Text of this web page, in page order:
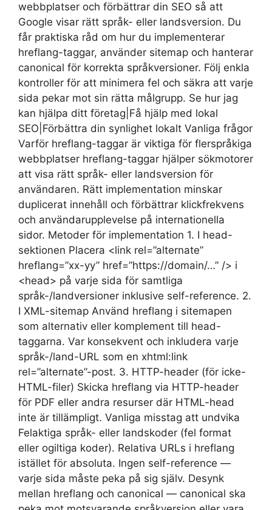
webbplatser och förbättrar din SEO så att
Google visar rätt språk- eller landsversion. Du
får praktiska råd om hur du implementerar
hreflang-taggar, använder sitemap och hanterar
canonical för korrekta språkversioner. Följ enkla
kontroller för att minimera fel och säkra att varje
sida pekar mot sin rätta målgrupp. Se hur jag
kan hjälpa ditt företag|Få hjälp med lokal
SEO|Förbättra din synlighet lokalt Vanliga frågor
Varför hreflang-taggar är viktiga för flerspråkiga
webbplatser hreflang-taggar hjälper sökmotorer
att visa rätt språk- eller landsversion för
användaren. Rätt implementation minskar
duplicerat innehåll och förbättrar klickfrekvens
och användarupplevelse på internationella
sidor. Metoder för implementation 1. I head-
sektionen Placera <link rel=”alternate”
hreflang=”xx-yy” href=”https://domain/…” /> i
<head> på varje sida för samtliga
språk-/landversioner inklusive self-reference. 2.
I XML-sitemap Använd hreflang i sitemapen
som alternativ eller komplement till head-
taggarna. Var konsekvent och inkludera varje
språk-/land-URL som en xhtml:link
rel=”alternate”-post. 3. HTTP-header (för icke-
HTML-filer) Skicka hreflang via HTTP-header
för PDF eller andra resurser där HTML-head
inte är tillämpligt. Vanliga misstag att undvika
Felaktiga språk- eller landskoder (fel format
eller ogiltiga koder). Relativa URLs i hreflang
istället för absoluta. Ingen self-reference —
varje sida måste peka på sig själv. Desynk
mellan hreflang och canonical — canonical ska